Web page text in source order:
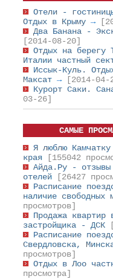
Отели -
Отдых в Крыму →
Два Банана -
[2014-08-20]
Отдых на берегу
Италии частный
Иссык-Куль.
Максат →
[2014-04-
Курорт Саки.
03-26]
САМЫЕ
Я люблю
края
[155042
Айда.Ру - отзывы
отелей
[26427
Расписание
наличие
просмотров]
Продажа квартир
застройщика - ДСК
Расписание
Свердловска,
просмотров]
Отдых в Лоо
просмотра]